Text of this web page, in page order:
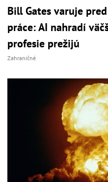
Bill Gates varuje
práce: AI nahradí
profesie prežijú
Zahraničné